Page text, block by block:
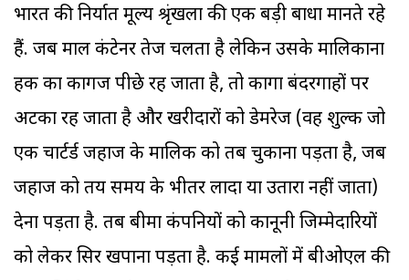
भारत की निर्यात मूल्य श्रृंखला की एक बड़ी बाधा मानते रहे
हैं. जब माल कंटेनर तेज चलता है लेकिन उसके मालिकाना
हक का कागज पीछे रह जाता है, तो कार्गो बंदरगाहों पर
अटका रह जाता है और खरीदारों को डेमरेज (वह शुल्क जो
एक चार्टर्ड जहाज के मालिक को तब चुकाना पड़ता है, जब
जहाज को तय समय के भीतर लादा या उतारा नहीं जाता)
देना पड़ता है. तब बीमा कंपनियों को कानूनी जिम्मेदारियों
को लेकर सिर खपाना पड़ता है. कई मामलों में बीओएल की